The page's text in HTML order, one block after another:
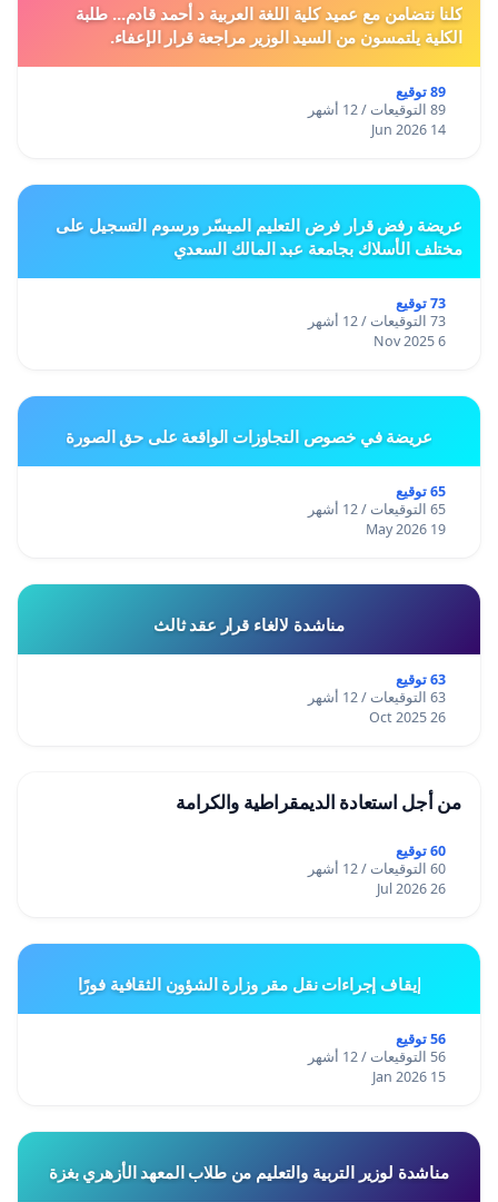
كلنا نتضامن مع عميد كلية اللغة العربية د أحمد قادم... طلبة
الكلية يلتمسون من السيد الوزير مراجعة قرار الإعفاء.
89 توقيع
89 التوقيعات / 12 أشهر
14 Jun 2026
عريضة رفض قرار فرض التعليم الميسّر ورسوم التسجيل على
مختلف الأسلاك بجامعة عبد المالك السعدي
73 توقيع
73 التوقيعات / 12 أشهر
6 Nov 2025
عريضة في خصوص التجاوزات الواقعة على حق الصورة
65 توقيع
65 التوقيعات / 12 أشهر
19 May 2026
مناشدة لالغاء قرار عقد ثالث
63 توقيع
63 التوقيعات / 12 أشهر
26 Oct 2025
من أجل استعادة الديمقراطية والكرامة
60 توقيع
60 التوقيعات / 12 أشهر
26 Jul 2026
إيقاف إجراءات نقل مقر وزارة الشؤون الثقافية فورًا
56 توقيع
56 التوقيعات / 12 أشهر
15 Jan 2026
مناشدة لوزير التربية والتعليم من طلاب المعهد الأزهري بغزة